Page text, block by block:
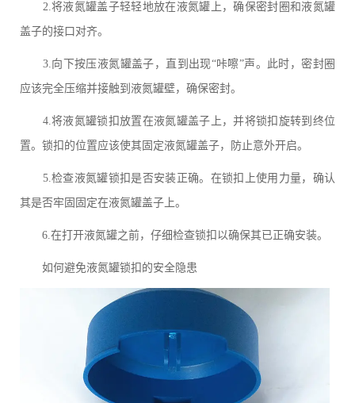
2.将液氮罐盖子轻轻地放在液氮罐上，确保密封圈和液氮罐
盖子的接口对齐。
3.向下按压液氮罐盖子，直到出现“咔嚓”声。此时，密封圈
应该完全压缩并接触到液氮罐壁，确保密封。
4.将液氮罐锁扣放置在液氮罐盖子上，并将锁扣旋转到终位
置。锁扣的位置应该使其固定液氮罐盖子，防止意外开启。
5.检查液氮罐锁扣是否安装正确。在锁扣上使用力量，确认
其是否牢固固定在液氮罐盖子上。
6.在打开液氮罐之前，仔细检查锁扣以确保其已正确安装。
如何避免液氮罐锁扣的安全隐患